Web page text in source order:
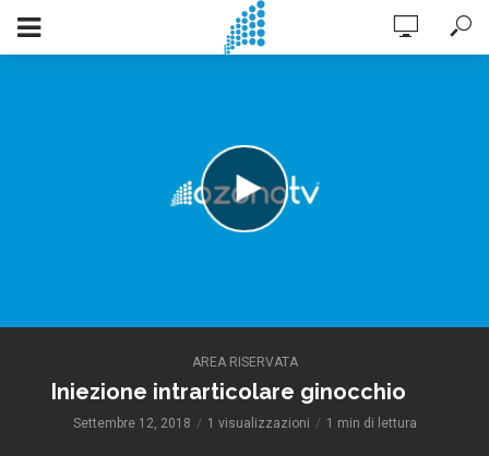
AREA RISERVATA
Iniezione intrarticolare ginocchio
Settembre 12, 2018 1 visualizzazioni 1 min di lettura